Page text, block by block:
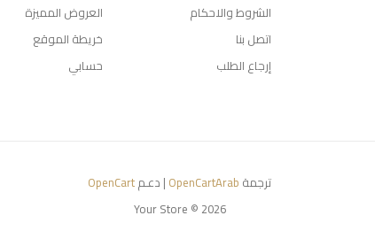
الشروط والاحكام
اتصل بنا
إرجاع الطلب
العروض المميزة
خريطة الموقع
حسابي
ترجمة OpenCartArab | دعـمOpenCart
Your Store © 2026